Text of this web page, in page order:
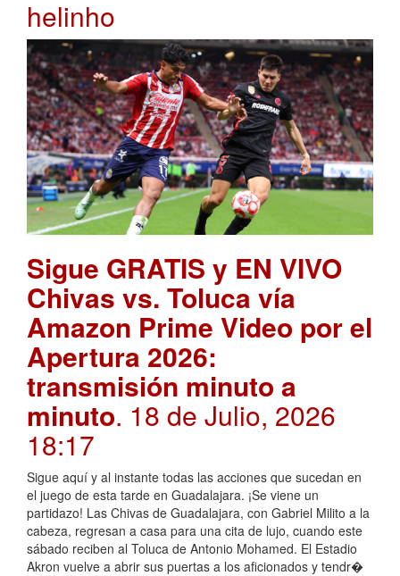
helinho
Sigue GRATIS y EN VIVO
Chivas vs. Toluca vía
Amazon Prime Video por el
Apertura 2026:
transmisión minuto a
minuto. 18 de Julio, 2026
18:17
Sigue aquí y al instante todas las acciones que sucedan en
el juego de esta tarde en Guadalajara. ¡Se viene un
partidazo! Las Chivas de Guadalajara, con Gabriel Milito a la
cabeza, regresan a casa para una cita de lujo, cuando este
sábado reciben al Toluca de Antonio Mohamed. El Estadio
Akron vuelve a abrir sus puertas a los aficionados y tendr�